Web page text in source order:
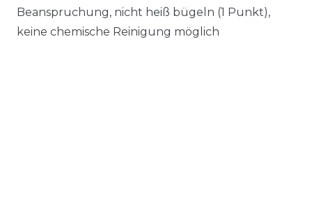
Beanspruchung, nicht heiß bügeln (1 Punkt),
keine chemische Reinigung möglich